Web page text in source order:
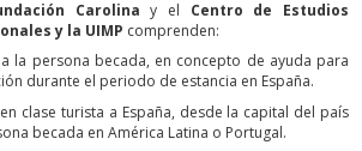
Carolina y el Centro de Estudios
y la UIMP comprenden:
la persona becada, en concepto de ayuda para
durante el periodo de estancia en España.
clase turista a España, desde la capital del país
becada en América Latina o Portugal.